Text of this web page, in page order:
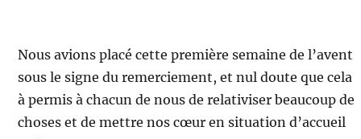
Nous avions placé cette première semaine de l’avent
sous le signe du remerciement, et nul doute que cela
à permis à chacun de nous de relativiser beaucoup de
choses et de mettre nos cœur en situation d’accueil